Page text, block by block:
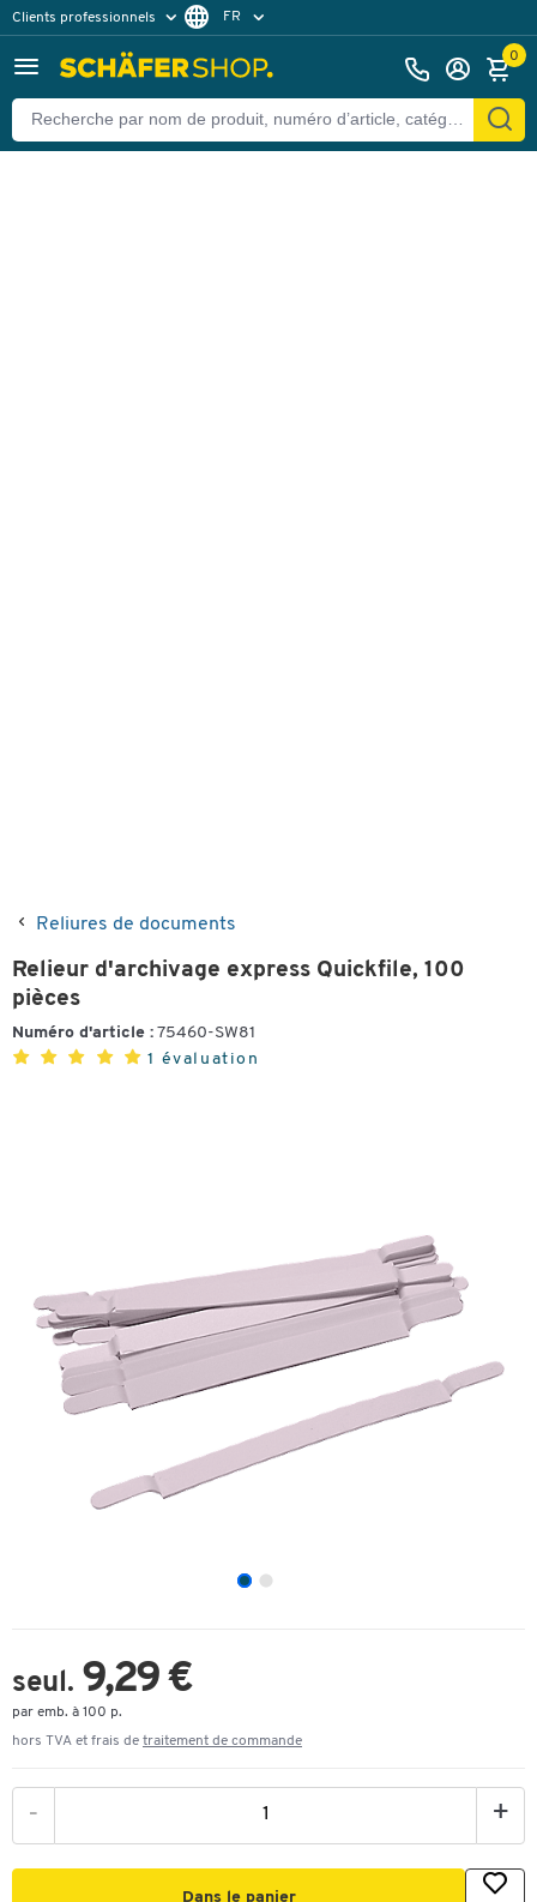
Clients professionnels
Clients particuliers
FR
0
Reliures de documents
Relieur d'archivage express Quickfile, 100
pièces
Numéro d'article : 75460-SW81
1 évaluation
seul. 9,29 €
par emb. à 100 p.
hors TVA et frais de traitement de commande
- +
Dans le panier
Retour